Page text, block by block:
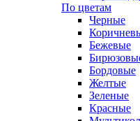
По цветам
Черные
Бежевые
Бордовые
Желтые
Зеленые
Красные